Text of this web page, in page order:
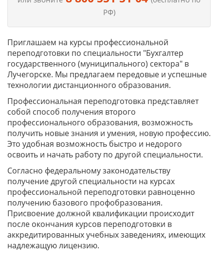
РФ)
Приглашаем на курсы профессиональной
переподготовки по специальности "Бухгалтер
государственного (муниципального) сектора" в
Лучегорске. Мы предлагаем передовые и успешные
технологии дистанционного образования.
Профессиональная переподготовка представляет
собой способ получения второго
профессионального образования, возможность
получить новые знания и умения, новую профессию.
Это удобная возможность быстро и недорого
освоить и начать работу по другой специальности.
Согласно федеральному законодательству
получение другой специальности на курсах
профессиональной переподготовки равноценно
получению базового профобразования.
Присвоение должной квалификации происходит
после окончания курсов переподготовки в
аккредитированных учебных заведениях, имеющих
надлежащую лицензию.